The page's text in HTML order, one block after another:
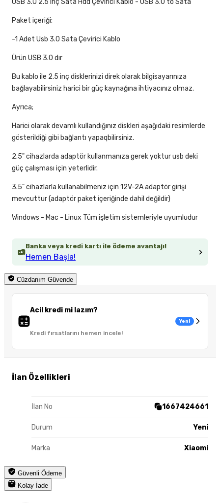
Banka veya kredi kartı ile ödeme avantajı!
Hemen Başla!
Cüzdanım Güvende
Acil kredi mi lazım?
Kredi fırsatlarını hemen incele!
Yeni
İlan Özellikleri
İlan No 1667424661
Durum Yeni
Marka Xiaomi
Güvenli Ödeme
Kolay İade
USB 3.0 2.5 inç Sata Hdd Çevirici Kablo - USB 3.0 to Sata
Paket içeriği:
-1 Adet Usb 3.0 Sata Çevirici Kablo
Ürün USB 3.0 dır
Bu kablo ile 2.5 inç disklerinizi direk olarak bilgisayarınıza
bağlayabilirsiniz harici bir güç kaynağına ihtiyacınız olmaz.
Ayrıca;
Harici olarak devamlı kullandığınız diskleri aşağıdaki resimlerde
gösterildiği gibi bağlantı yapaqbilirsiniz.
2.5" cihazlarda adaptör kullanmanıza gerek yoktur usb deki
güç çalışması için yeterlidir.
3.5" cihazlarla kullanabilmeniz için 12V-2A adaptör girişi
mevcuttur (adaptör paket içeriğinde dahil değildir)
Windows - Mac - Linux Tüm işletim sistemleriyle uyumludur